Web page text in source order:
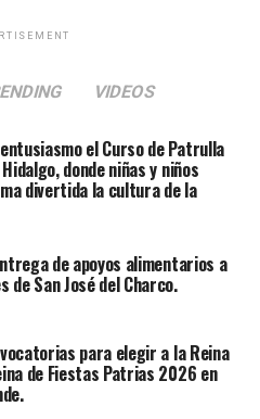
VIDEOS
el Curso de Patrulla
donde niñas y niños
divertida la cultura de la
de apoyos alimentarios a
de San José del Charco.
para elegir a la Reina
de Fiestas Patrias 2026 en